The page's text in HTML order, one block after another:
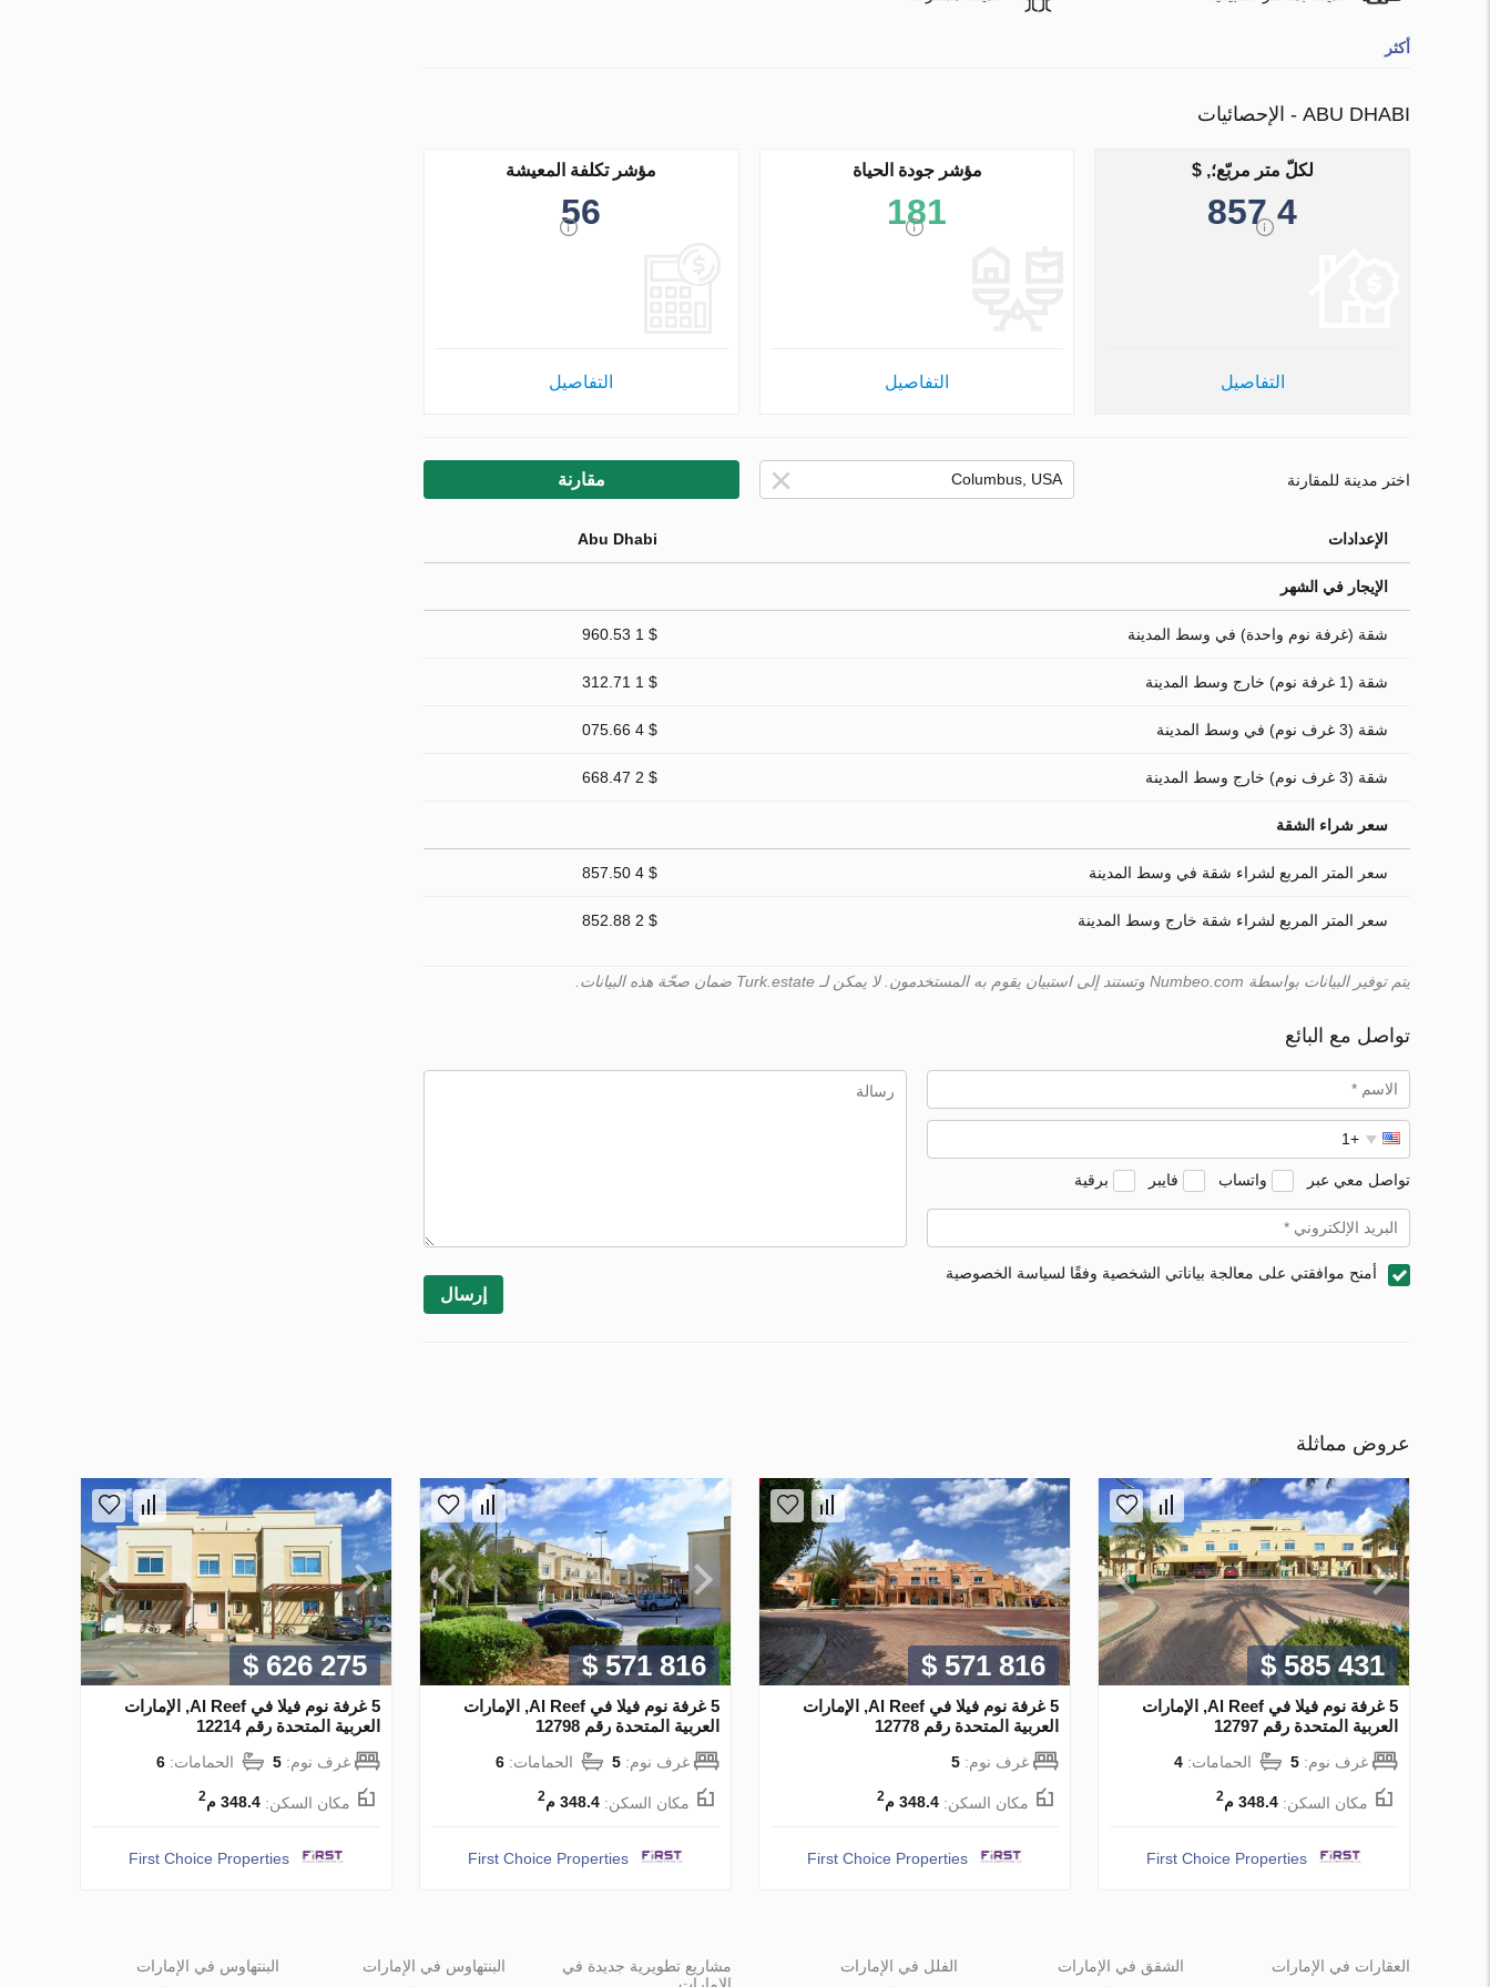
أكثر
ABU DHABI - الإحصائيات
لكلّ متر مربّع؛, $
4 857
التفاصيل
مؤشر جودة الحياة
181
التفاصيل
مؤشر تكلفة المعيشة
56
التفاصيل
اختر مدينة للمقارنة مقارنة
الإعدادات Abu Dhabi
الإيجار في الشهر
شقة (غرفة نوم واحدة) في وسط المدينة $ 1 960.53
شقة (1 غرفة نوم) خارج وسط المدينة $ 1 312.71
شقة (3 غرف نوم) في وسط المدينة $ 4 075.66
شقة (3 غرف نوم) خارج وسط المدينة $ 2 668.47
سعر شراء الشقة
سعر المتر المربع لشراء شقة في وسط المدينة $ 4 857.50
سعر المتر المربع لشراء شقة خارج وسط المدينة $ 2 852.88
يتم توفير البيانات بواسطة Numbeo.com وتستند إلى استبيان يقوم به المستخدمون. لا يمكن لـ Turk.estate ضمان صحّة هذه البيانات.
تواصل مع البائع
تواصل معي عبر واتساب فايبر برقية
أمنح موافقتي على معالجة بياناتي الشخصية وفقًا لسياسة الخصوصية
إرسال
عروض مماثلة
$ 585 431
5 غرفة نوم فيلا في Al Reef, الإمارات
العربية المتحدة رقم 12797
غرف نوم: 5 الحمامات: 4
مكان السكن: 348.4 م 2
First Choice Properties
$ 571 816
5 غرفة نوم فيلا في Al Reef, الإمارات
العربية المتحدة رقم 12778
غرف نوم: 5
مكان السكن: 348.4 م 2
First Choice Properties
$ 571 816
5 غرفة نوم فيلا في Al Reef, الإمارات
العربية المتحدة رقم 12798
غرف نوم: 5 الحمامات: 6
مكان السكن: 348.4 م 2
First Choice Properties
$ 626 275
5 غرفة نوم فيلا في Al Reef, الإمارات
العربية المتحدة رقم 12214
غرف نوم: 5 الحمامات: 6
مكان السكن: 348.4 م 2
First Choice Properties
العقارات في الإمارات
الشقق في الإمارات
الفلل في الإمارات
مشاريع تطويرية جديدة في
الإمارات
البنتهاوس في الإمارات
البنتهاوس في الإمارات